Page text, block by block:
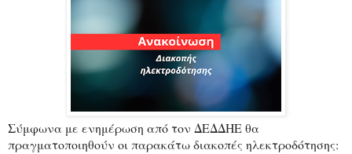
Σύμφωνα με ενημέρωση από τον ΔΕΔΔΗΕ θα
πραγματοποιηθούν οι παρακάτω διακοπές ηλεκτροδότησης: